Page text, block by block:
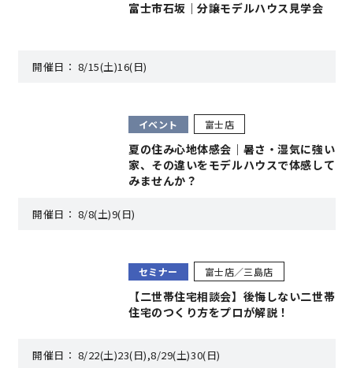
OWNER’S SITE オーナーズサイト
nattokuグループコーポレートサイト
nattoku住宅 10のこだわり
理想の暮らしを引き出すデザイン力
身体に優しい自然素材の家
富士市石坂｜分譲モデルハウス見学会
開催日： 8/15(土)16(日)
イベント 富士店
夏の住み心地体感会｜暑さ・湿気に強い
家、その違いをモデルハウスで体感して
みませんか？
開催日： 8/8(土)9(日)
セミナー 富士店／三島店
【二世帯住宅相談会】後悔しない二世帯
住宅のつくり方をプロが解説！
開催日： 8/22(土)23(日),8/29(土)30(日)